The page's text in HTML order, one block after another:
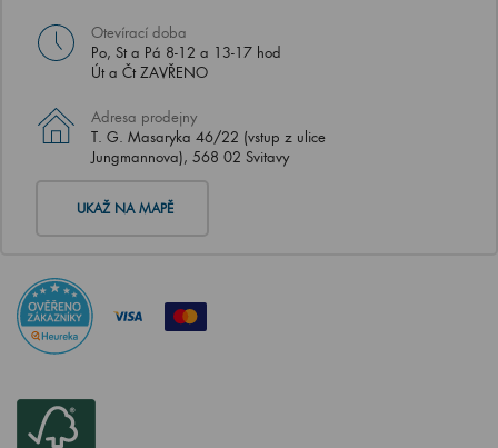
Otevírací doba
Po, St a Pá 8-12 a 13-17 hod
Út a Čt ZAVŘENO
Adresa prodejny
T. G. Masaryka 46/22 (vstup z ulice
Jungmannova), 568 02 Svitavy
UKAŽ NA MAPĚ